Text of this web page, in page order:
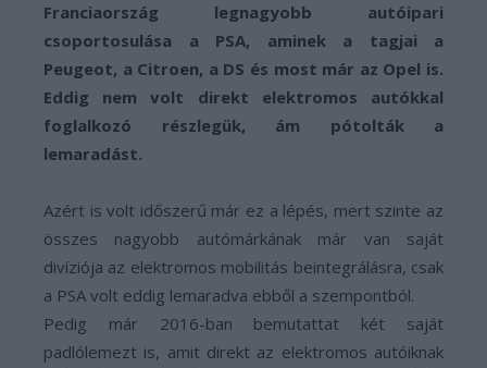
Franciaország legnagyobb autóipari
csoportosulása a PSA, aminek a tagjai a
Peugeot, a Citroen, a DS és most már az Opel is.
Eddig nem volt direkt elektromos autókkal
foglalkozó részlegük, ám pótolták a
lemaradást.
Azért is volt időszerű már ez a lépés, mert szinte az
összes nagyobb autómárkának már van saját
divíziója az elektromos mobilitás beintegrálásra, csak
a PSA volt eddig lemaradva ebből a szempontból.
Pedig már 2016-ban bemutattat két saját
padlólemezt is, amit direkt az elektromos autóiknak